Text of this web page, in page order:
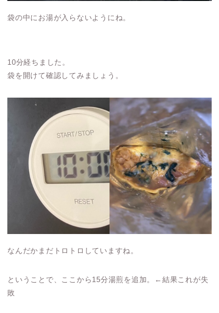
袋の中にお湯が入らないようにね。
10分経ちました。
袋を開けて確認してみましょう。
なんだかまだトロトロしていますね。
ということで、ここから15分湯煎を追加。←結果これが失
敗